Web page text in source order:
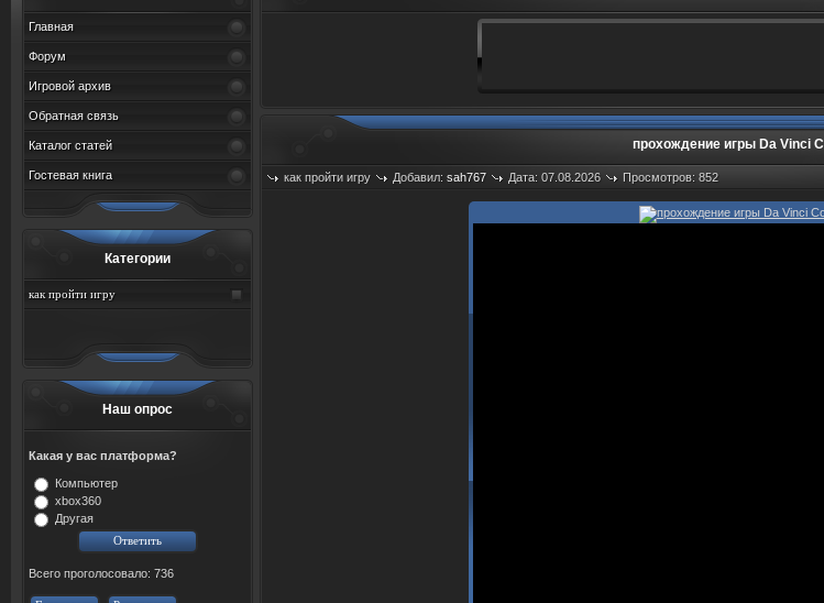
Главная
Форум
Игровой архив
Обратная связь
Каталог статей
Гостевая книга
Категории
как пройти игру
Наш опрос
Какая у вас платформа?
Компьютер
xbox360
Другая
Всего проголосовало: 736
прохождение игры Da Vinci
как пройти игру Добавил: sah767 Дата: 07.08.2026 Просмотров: 852